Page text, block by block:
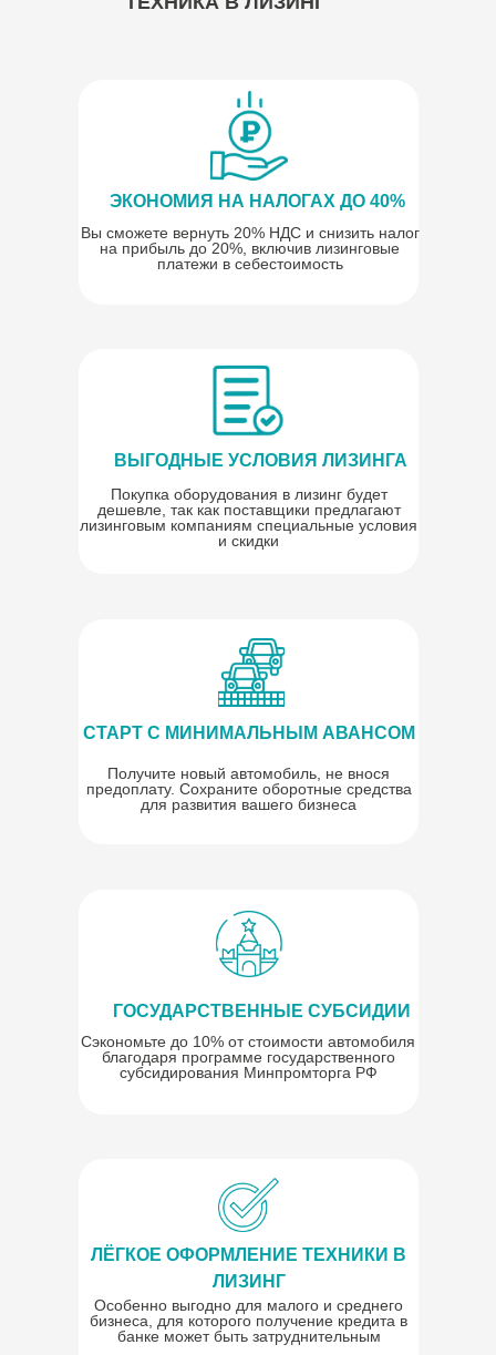
Покупка оборудования в лизинг будет
дешевле, так как поставщики предлагают
лизинговым компаниям специальные условия
и скидки
Вы сможете вернуть 20% НДС и снизить налог
на прибыль до 20%, включив лизинговые
платежи в себестоимость
Получите новый автомобиль, не внося
предоплату. Сохраните оборотные средства
для развития вашего бизнеса
СТАРТ С МИНИМАЛЬНЫМ АВАНСОМ
Сэкономьте до 10% от стоимости автомобиля
благодаря программе государственного
субсидирования Минпромторга РФ
Особенно выгодно для малого и среднего
бизнеса, для которого получение кредита в
банке может быть затруднительным
ЭКОНОМИЯ НА НАЛОГАХ ДО 40%
ВЫГОДНЫЕ УСЛОВИЯ ЛИЗИНГА
ГОСУДАРСТВЕННЫЕ СУБСИДИИ
ЛЁГКОЕ ОФОРМЛЕНИЕ ТЕХНИКИ В
ЛИЗИНГ